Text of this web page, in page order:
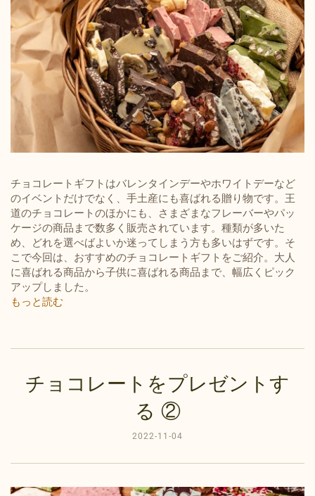
チョコレートギフトはバレンタインデーやホワイトデーなど
のイベントだけでなく、手土産にも喜ばれる贈り物です。王
道のチョコレートのほかにも、さまざまなフレーバーやパッ
ケージの商品まで数多く販売されています。 種類が多いた
め、どれを選べばよいか迷ってしまう方も多いはずです。そ
こで今回は、おすすめのチョコレートギフトをご紹介。大人
に喜ばれる商品から子供に喜ばれる商品まで、幅広くピック
アップしました。
もっと読む
チョコレートをプレゼントす
る ②
2022-11-04